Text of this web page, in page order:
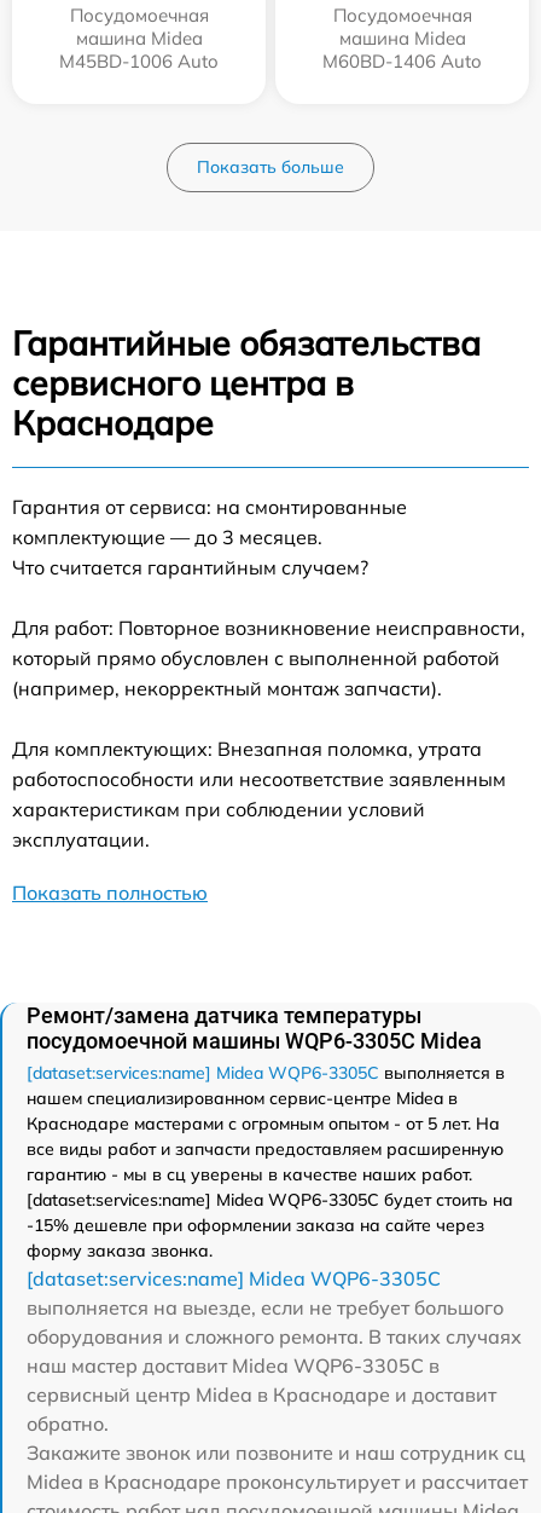
Посудомоечная
машина Midea
M45BD-1006 Auto
Посудомоечная
машина Midea
M60BD-1406 Auto
Показать больше
Гарантийные обязательства
сервисного центра в
Краснодаре
Гарантия от сервиса: на смонтированные
комплектующие — до 3 месяцев.
Что считается гарантийным случаем?
Для работ: Повторное возникновение неисправности,
который прямо обусловлен с выполненной работой
(например, некорректный монтаж запчасти).
Для комплектующих: Внезапная поломка, утрата
работоспособности или несоответствие заявленным
характеристикам при соблюдении условий
эксплуатации.
Показать полностью
Ремонт/замена датчика температуры
посудомоечной машины WQP6-3305C Midea
[dataset:services:name] Midea WQP6-3305C выполняется в
нашем специализированном сервис-центре Midea в
Краснодаре мастерами с огромным опытом - от 5 лет. На
все виды работ и запчасти предоставляем расширенную
гарантию - мы в сц уверены в качестве наших работ.
[dataset:services:name] Midea WQP6-3305C будет стоить на
-15% дешевле при оформлении заказа на сайте через
форму заказа звонка.
[dataset:services:name] Midea WQP6-3305C
выполняется на выезде, если не требует большого
оборудования и сложного ремонта. В таких случаях
наш мастер доставит Midea WQP6-3305C в
сервисный центр Midea в Краснодаре и доставит
обратно.
Закажите звонок или позвоните и наш сотрудник сц
Midea в Краснодаре проконсультирует и рассчитает